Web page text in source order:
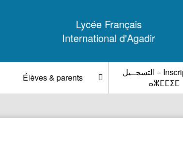
Lycée Français
International d'Agadir
Élèves & parents
التسجــيل – Inscription –
ⴰⵣⵎⵎⵉⵎ